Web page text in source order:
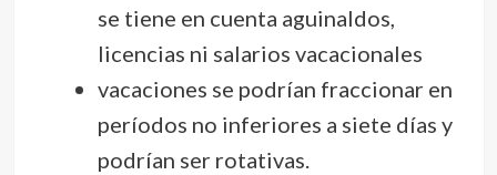
se tiene en cuenta aguinaldos,
licencias ni salarios vacacionales
vacaciones se podrían fraccionar en
períodos no inferiores a siete días y
podrían ser rotativas.